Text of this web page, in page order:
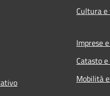
Cultura
Imprese
Catasto
Mobilità